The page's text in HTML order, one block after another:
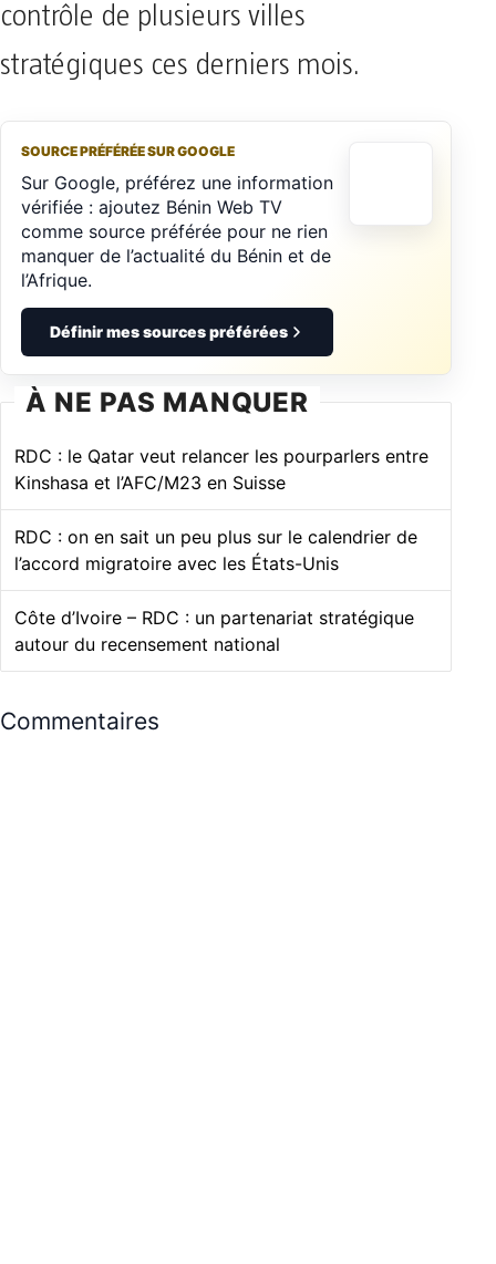
contrôle de plusieurs villes
stratégiques ces derniers mois.
SOURCE PRÉFÉRÉE SUR GOOGLE
Sur Google, préférez une information
vérifiée : ajoutez Bénin Web TV
comme source préférée pour ne rien
manquer de l’actualité du Bénin et de
l’Afrique.
Définir mes sources préférées
À NE PAS MANQUER
RDC : le Qatar veut relancer les pourparlers entre
Kinshasa et l’AFC/M23 en Suisse
RDC : on en sait un peu plus sur le calendrier de
l’accord migratoire avec les États-Unis
Côte d’Ivoire – RDC : un partenariat stratégique
autour du recensement national
Commentaires